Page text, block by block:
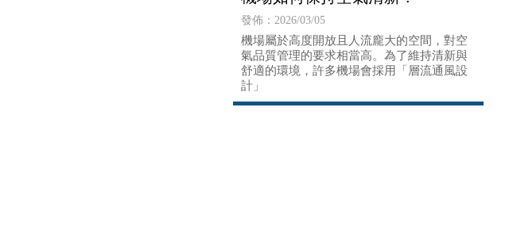
發佈：2026/03/05
機場屬於高度開放且人流龐大的空間，對空
氣品質管理的要求相當高。為了維持清新與
舒適的環境，許多機場會採用「層流通風設
計」